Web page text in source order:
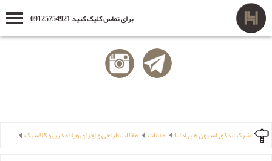
برای تماس کلیک کنید 09125754921
شرکت دکوراسیون هیرادانا مقالات مقالات طراحی و اجرای ویلا مدرن و کلاسیک